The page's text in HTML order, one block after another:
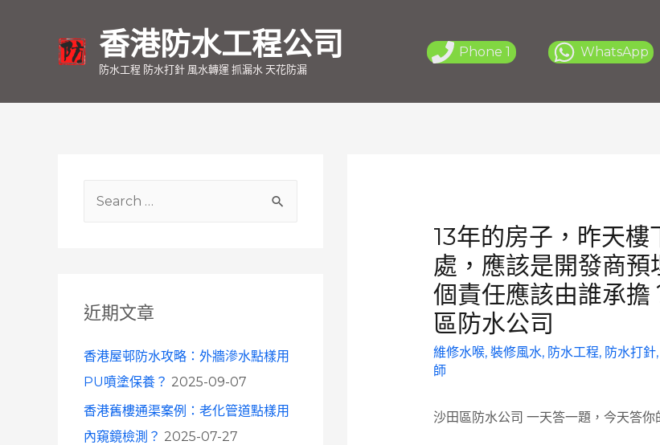
香港防水工程公司
防水工程 防水打針 風水轉運 抓漏水 天花防漏
Phone 1 WhatsApp
h
近期文章
香港屋邨防水攻略：外牆滲水點樣用
PU噴塗保養？ 2025-09-07
香港舊樓通渠案例：老化管道點樣用
內窺鏡檢測？ 2025-07-27
13年的房子，昨天
處，應該是開發商
個責任應該由誰承
區防水公司
維修水喉, 裝修風水, 防水工程, 防水打針,
師
沙田區防水公司 一天答一題，今天答你